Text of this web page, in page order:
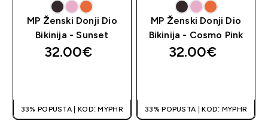
MP Ženski Donji Dio
Bikinija - Sunset
32.00€‎
33% POPUSTA | KOD: MYPHR
MP Ženski Donji Dio
Bikinija - Cosmo Pink
32.00€‎
33% POPUSTA | KOD: MYPHR